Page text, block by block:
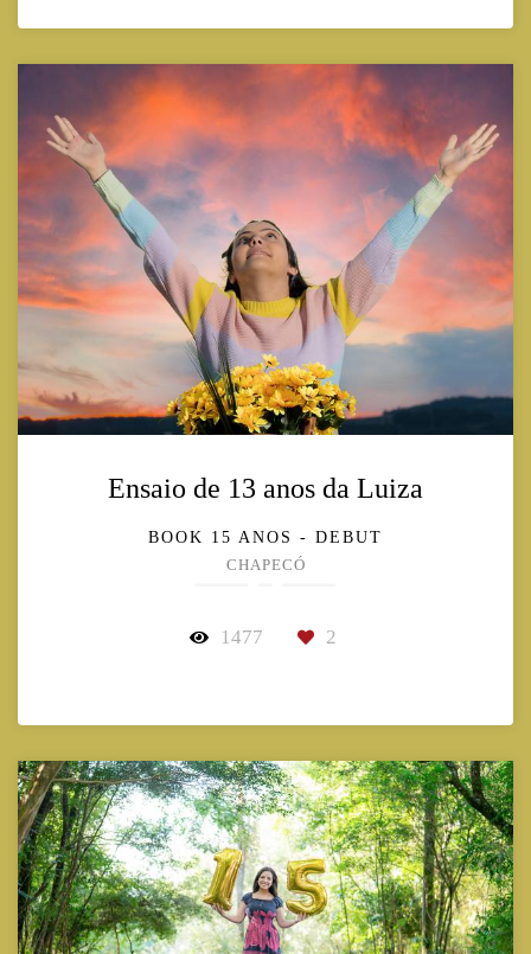
Ensaio de 13 anos da Luiza
BOOK 15 ANOS - DEBUT
CHAPECÓ
1477 2